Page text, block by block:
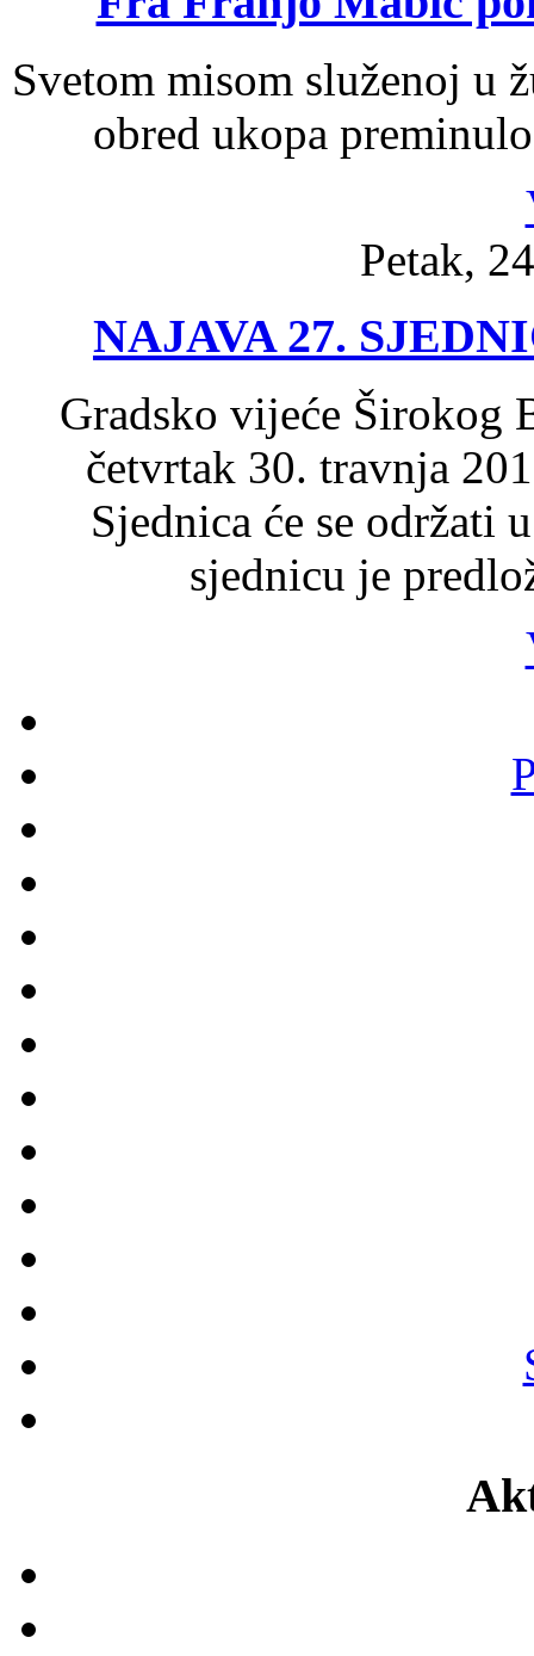
Svetom misom služenoj u
obred ukopa
Petak,
NAJAVA 27.
Gradsko vijeće Širokog
četvrtak 30. travnja
Sjednica će se održati
sjednicu je